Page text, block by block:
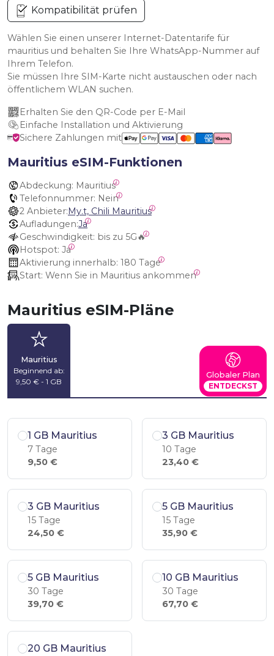
Kompatibilität prüfen
Wählen Sie einen unserer Internet-Datentarife für
mauritius und behalten Sie Ihre WhatsApp-Nummer auf
Ihrem Telefon.
Sie müssen Ihre SIM-Karte nicht austauschen oder nach
öffentlichem WLAN suchen.
Erhalten Sie den QR-Code per E-Mail
Einfache Installation und Aktivierung
Sichere Zahlungen mit
Mauritius eSIM-Funktionen
Abdeckung: Mauritius
Telefonnummer: Nein
2 Anbieter:My.t, Chili Mauritius
Aufladungen:Ja
Geschwindigkeit: bis zu 5G🔥
Hotspot: Ja
Aktivierung innerhalb: 180 Tage
Start: Wenn Sie in Mauritius ankommen
Mauritius eSIM-Pläne
Mauritius
Beginnend ab:
9,50 € - 1 GB
Globaler Plan
ENTDECKST
1 GB Mauritius
7 Tage
9,50 €
3 GB Mauritius
10 Tage
23,40 €
3 GB Mauritius
15 Tage
24,50 €
5 GB Mauritius
15 Tage
35,90 €
5 GB Mauritius
30 Tage
39,70 €
10 GB Mauritius
30 Tage
67,70 €
20 GB Mauritius